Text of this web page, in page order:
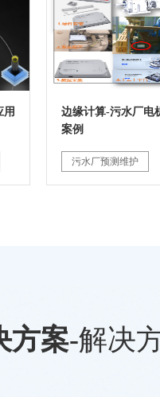
用
边缘计算-污水厂电
案例
污水厂预测维护
方案-解决